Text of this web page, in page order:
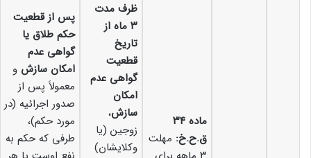
ماده ۳۴
ق.ح.خ: مهلت
ظرف مدت
۳ ماه از
تاریخ
قطعیت
گواهی عدم
امکان
سازش،
زوجین (یا
وکلایشان)
پس از قطعیت
حکم طلاق یا
گواهی عدم
امکان سازش و
معمولاً پس از
صدور اجرائیه (در
مورد حکم)،
طرفی که حکم به